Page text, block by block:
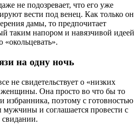
не подозревает, что его уже
вести под венец. Как только он
дамы, то предпочитает
таким напором и навязчивой идеей
«окольцевать».
на одну ночь
не свидетельствует о «низких
Она просто во что бы то
избранника, поэтому с готовностью
мужчины и соглашается провести с